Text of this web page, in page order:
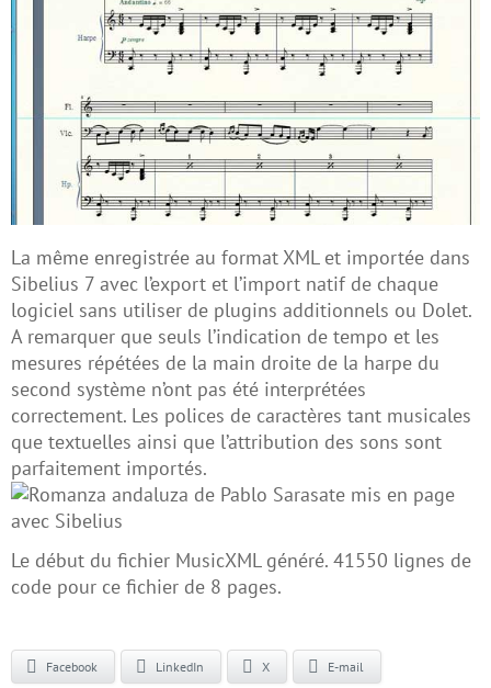
La même enregistrée au format XML et importée dans
Sibelius 7 avec l’export et l’import natif de chaque
logiciel sans utiliser de plugins additionnels ou Dolet.
A remarquer que seuls l’indication de tempo et les
mesures répétées de la main droite de la harpe du
second système n’ont pas été interprétées
correctement. Les polices de caractères tant musicales
que textuelles ainsi que l’attribution des sons sont
parfaitement importés.
Le début du fichier MusicXML généré. 41550 lignes de
code pour ce fichier de 8 pages.
Facebook LinkedIn X E-mail